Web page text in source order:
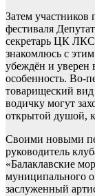
Затем участников
фестиваля
секретарь ЦК
знакомлюсь с
убеждён и уверен
особенность. Во-
товарищеский
водичку могут
открытой душой,
Своими новыми
руководитель
«Балаклавские
муниципального
заслуженный